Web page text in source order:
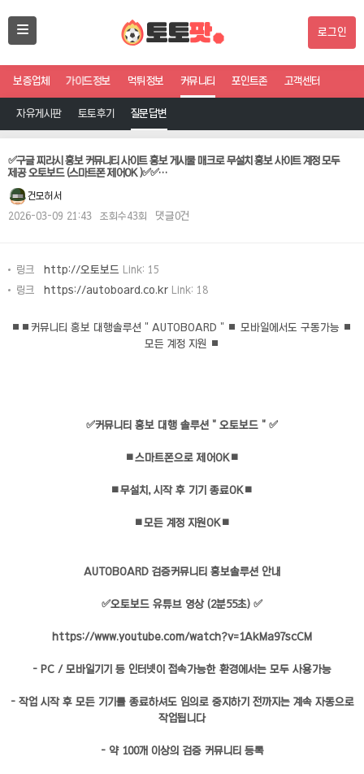
로그인
보증업체 가이드정보 먹튀정보 커뮤니티 포인트존 고객센터
자유게시판 토토후기 질문답변
✅구글 찌라시 홍보 커뮤니티 사이트 홍보 게시물 매크로 무설치 홍보 사이트 계정 모두
제공 오토보드 (스마트폰 제어OK )✅✅…
건모허서
2026-03-09 21:43 조회수43회 댓글0건
링크 http://오토보드 Link: 15
링크 https://autoboard.co.kr Link: 18
⏹⏹커뮤니티 홍보 대행솔루션 " AUTOBOARD " ⏹ 모바일에서도 구동가능 ⏹
모든 계정 지원 ⏹
✅커뮤니티 홍보 대행 솔루션 " 오토보드 " ✅
⏹스마트폰으로 제어OK⏹
⏹무설치, 시작 후 기기 종료OK⏹
⏹모든 계정 지원OK⏹
AUTOBOARD 검증커뮤니티 홍보솔루션 안내
✅오토보드 유튜브 영상 (2분55초) ✅
https://www.youtube.com/watch?v=1AkMa97scCM
- PC / 모바일기기 등 인터넷이 접속가능한 환경에서는 모두 사용가능
- 작업 시작 후 모든 기기를 종료하셔도 임의로 중지하기 전까지는 계속 자동으로
작업됩니다
- 약 100개 이상의 검증 커뮤니티 등록